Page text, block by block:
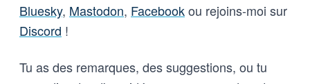
Bluesky, Mastodon, Facebookou rejoins-moi sur
Discord !
Tu as des remarques, des suggestions, ou tu